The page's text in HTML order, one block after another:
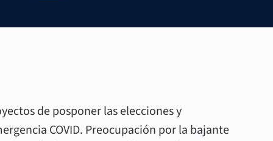
de posponer las elecciones y
COVID. Preocupación por la bajante